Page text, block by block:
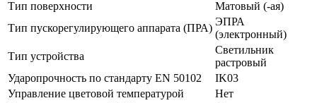
Тип поверхности
Матовый (-ая)
Тип пускорегулирующего аппарата (ПРА)
ЭПРА
(электронный)
Тип устройства
Светильник
растровый
Ударопрочность по стандарту EN 50102
IK03
Управление цветовой температурой
Нет